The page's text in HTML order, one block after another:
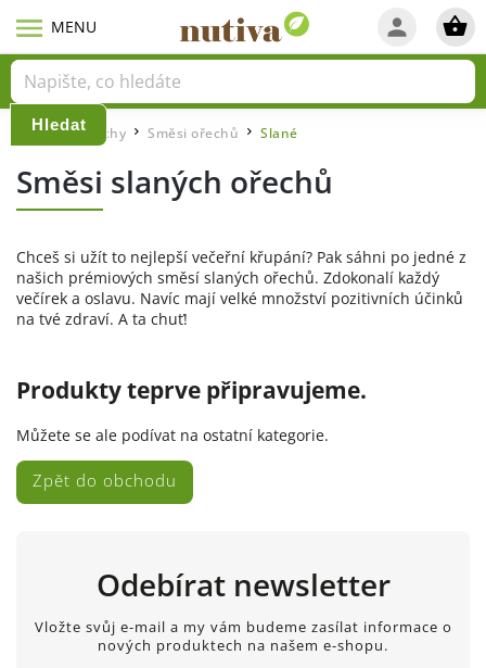
Hledat
Domů / Ořechy / Směsi ořechů / Slané
Směsi slaných ořechů
Chceš si užít to nejlepší večeřní křupání? Pak sáhni po jedné z
našich prémiových směsí slaných ořechů. Zdokonalí každý
večírek a oslavu. Navíc mají velké množství pozitivních účinků
na tvé zdraví. A ta chuť!
Produkty teprve připravujeme.
Můžete se ale podívat na ostatní kategorie.
Zpět do obchodu
Odebírat newsletter
Vložte svůj e-mail a my vám budeme zasílat informace o
nových produktech na našem e-shopu.